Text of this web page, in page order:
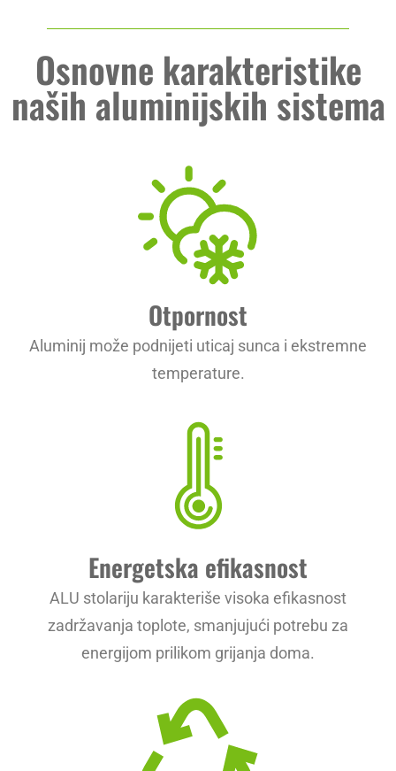
Osnovne karakteristike
naših aluminijskih sistema
Otpornost
Aluminij može podnijeti uticaj sunca i ekstremne
temperature.
Energetska efikasnost
ALU stolariju karakteriše visoka efikasnost
zadržavanja toplote, smanjujući potrebu za
energijom prilikom grijanja doma.